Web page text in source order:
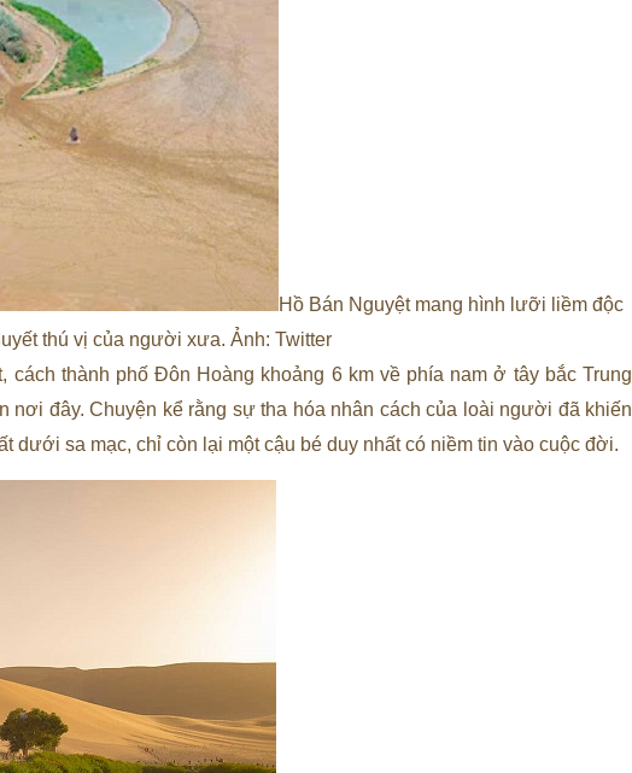
Hồ Bán Nguyệt mang hình lưỡi liềm độc
thú vị của người xưa. Ảnh: Twitter
thành phố Đôn Hoàng khoảng 6 km về phía nam ở tây bắc Trung
đây. Chuyện kể rằng sự tha hóa nhân cách của loài người đã khiến
dưới sa mạc, chỉ còn lại một cậu bé duy nhất có niềm tin vào cuộc đời.